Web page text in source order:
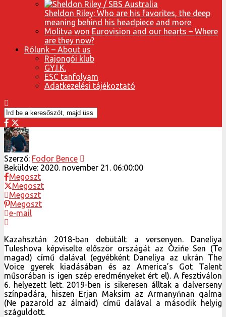
Sheldon Riley: Who are his favorites, the deep
meaning behind his headpiece and more
Molitva won Eurovision and our hearts – Where
are they now?
Rólunk – About us
Rajongói klub
GY.I.K.
ESC tanfolyam
Adatkezelési tájékoztató
Szerző: Fodor Bence
Beküldve: 2020. november 21. 06:00:00
Megoszt
Megoszt
Megoszt
Megoszt
e-mail
Kazahsztán 2018-ban debütált a versenyen. Daneliya
Tuleshova képviselte először országát az Òzińe Sen (Te
magad) című dalával (egyébként Daneliya az ukrán The
Voice gyerek kiadásában és az America’s Got Talent
műsorában is igen szép eredményeket ért el). A fesztiválon
6. helyezett lett. 2019-ben is sikeresen álltak a dalverseny
színpadára, hiszen Erjan Maksim az Armanyńnan qalma
(Ne pazarold az álmaid) című dalával a második helyig
száguldott.